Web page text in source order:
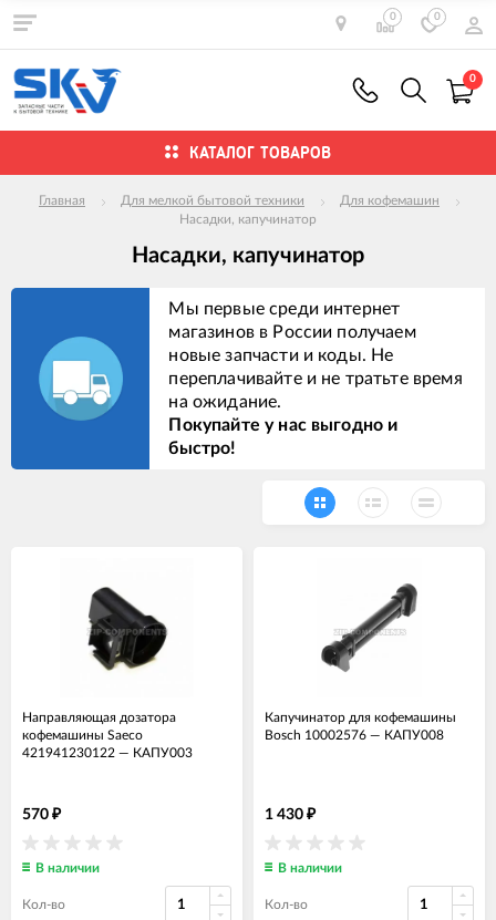
0 0
0
КАТАЛОГ ТОВАРОВ
Главная Для мелкой бытовой техники
Для кофемашин
Насадки, капучинатор
Насадки, капучинатор
Мы первые среди интернет
магазинов в России получаем
новые запчасти и коды. Не
переплачивайте и не тратьте время
на ожидание.
Покупайте у нас выгодно и
быстро!
Направляющая дозатора
кофемашины Saeco
421941230122 — КАПУ003
570 ₽
В наличии
Кол-во
Капучинатор для кофемашины
Bosch 10002576 — КАПУ008
1 430 ₽
В наличии
Кол-во